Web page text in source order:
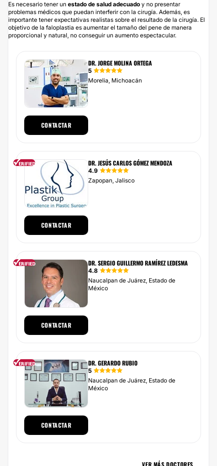
Es necesario tener un estado de salud adecuado y no presentar
problemas médicos que puedan interferir con la cirugía. Además, es
importante tener expectativas realistas sobre el resultado de la cirugía. El
objetivo de la faloplastia es aumentar el tamaño del pene de manera
proporcional y natural, no conseguir un aumento espectacular.
DR. JORGE MOLINA ORTEGA
5
Morelia, Michoacán
CONTACTAR
DR. JESÚS CARLOS GÓMEZ MENDOZA
4.9
Zapopan, Jalisco
CONTACTAR
DR. SERGIO GUILLERMO RAMÍREZ LEDESMA
4.8
Naucalpan de Juárez, Estado de
México
CONTACTAR
DR. GERARDO RUBIO
5
Naucalpan de Juárez, Estado de
México
CONTACTAR